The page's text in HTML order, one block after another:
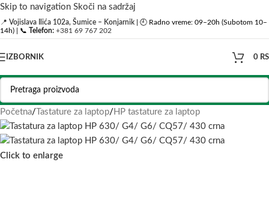
Skip to navigation Skoči na sadržaj
📍 Vojislava Ilića 102a, Šumice – Konjarnik | 🕘 Radno vreme: 09–20h (Subotom 10–
14h) | 📞 Telefon: +381 69 767 202
IZBORNIK 0
Početna/ Tastature za laptop/ HP tastature za laptop
Click to enlarge